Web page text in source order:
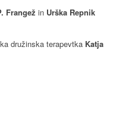
Frangež in Urška Repnik
družinska terapevtka Katja